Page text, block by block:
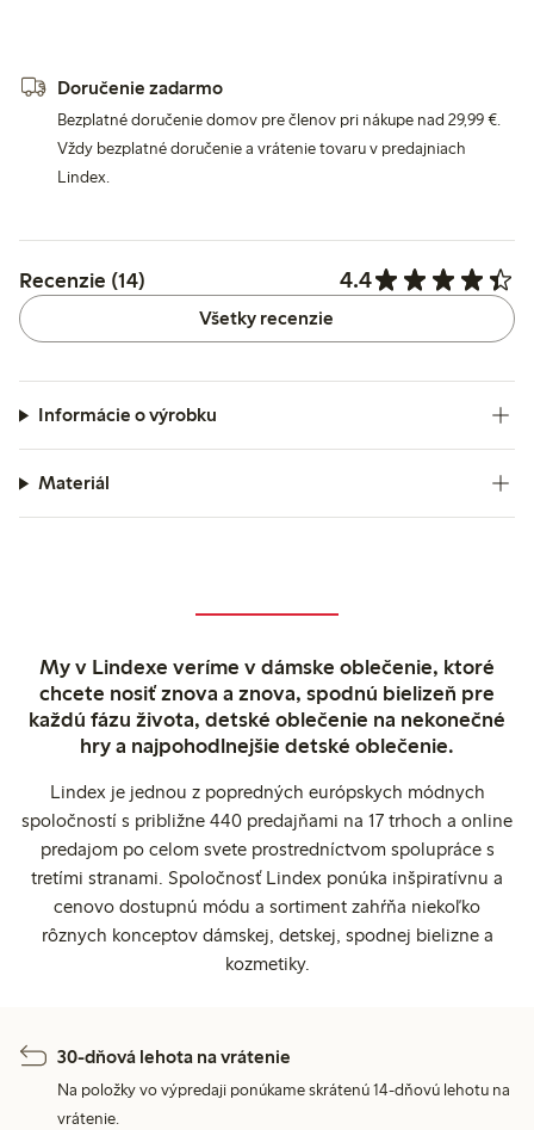
Doručenie zadarmo
Bezplatné doručenie domov pre členov pri nákupe nad 29,99 €.
Vždy bezplatné doručenie a vrátenie tovaru v predajniach
Lindex.
Recenzie (14) 4.4
Všetky recenzie
Informácie o výrobku
Materiál
My v Lindexe veríme v dámske oblečenie, ktoré
chcete nosiť znova a znova, spodnú bielizeň pre
každú fázu života, detské oblečenie na nekonečné
hry a najpohodlnejšie detské oblečenie.
Lindex je jednou z popredných európskych módnych
spoločností s približne 440 predajňami na 17 trhoch a online
predajom po celom svete prostredníctvom spolupráce s
tretími stranami. Spoločnosť Lindex ponúka inšpiratívnu a
cenovo dostupnú módu a sortiment zahŕňa niekoľko
rôznych konceptov dámskej, detskej, spodnej bielizne a
kozmetiky.
30-dňová lehota na vrátenie
Na položky vo výpredaji ponúkame skrátenú 14-dňovú lehotu na
vrátenie.